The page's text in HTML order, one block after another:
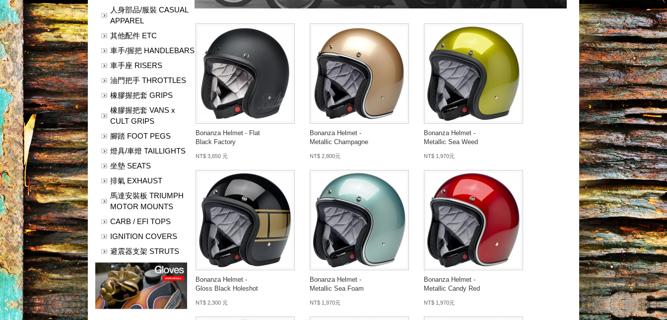
人身部品/服裝 CASUAL
APPAREL
其他配件 ETC
車手/握把 HANDLEBARS
車手座 RISERS
油門把手 THROTTLES
橡膠握把套 GRIPS
橡膠握把套 VANS x
CULT GRIPS
腳踏 FOOT PEGS
燈具/車燈 TAILLIGHTS
坐墊 SEATS
排氣 EXHAUST
馬達安裝板 TRIUMPH
MOTOR MOUNTS
CARB / EFI TOPS
IGNITION COVERS
避震器支架 STRUTS
Bonanza Helmet - Flat
Black Factory
NT$ 3,650 元
Bonanza Helmet -
Metallic Champagne
NT$ 2,800元
Bonanza Helmet -
Metallic Sea Weed
NT$ 1,970元
Bonanza Helmet -
Gloss Black Holeshot
NT$ 2,300 元
Bonanza Helmet -
Metallic Sea Foam
NT$ 1,970元
Bonanza Helmet -
Metallic Candy Red
NT$ 1,970元